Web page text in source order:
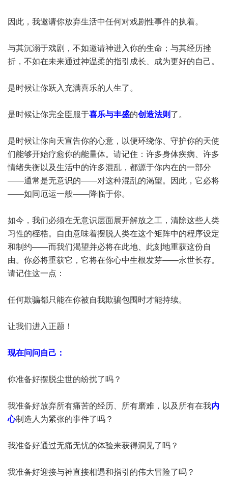
因此，我邀请你放弃生活中任何对戏剧性事件的执着。
与其沉溺于戏剧，不如邀请神进入你的生命；与其经历挫
折，不如在未来通过神温柔的指引成长、成为更好的自己。
是时候让你跃入充满喜乐的人生了。
是时候让你完全臣服于喜乐与丰盛的创造法则 了。
是时候让你向天宣告你的心意，以便环绕你、守护你的天使
们能够开始疗愈你的能量体。请记住：许多身体疾病、许多
情绪失衡以及生活中的许多混乱，都源于你内在的一部分
——通常是无意识的——对这种混乱的渴望。因此，它必将
——如同厄运一般——降临于你。
如今，我们必须在无意识层面展开解放之工，清除这些人类
习性的桎梏。自由意味着摆脱人类在这个矩阵中的程序设定
和制约——而我们渴望并必将在此地、此刻地重获这份自
由。你必将重获它，它将在你心中生根发芽——永世长存。
请记住这一点：
任何欺骗都只能在你被自我欺骗包围时才能持续。
让我们进入正题！
现在问问自己：
你准备好摆脱尘世的纷扰了吗？
我准备好放弃所有痛苦的经历、所有磨难，以及所有在我内
心制造人为紧张的事件了吗？
我准备好通过无痛无忧的体验来获得洞见了吗？
我准备好迎接与神直接相遇和指引的伟大冒险了吗？